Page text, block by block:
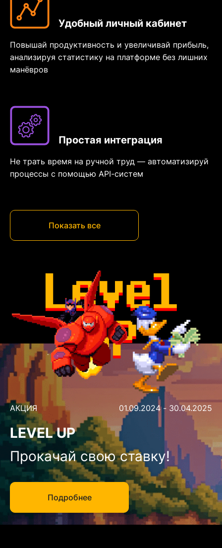
Удобный личный кабинет
Повышай продуктивность и увеличивай прибыль,
анализируя статистику на платформе без лишних
манёвров
Простая интеграция
Не трать время на ручной труд — автоматизируй
процессы с помощью API-систем
Показать все
АКЦИЯ 01.09.2024 - 30.04.2025
LEVEL UP
Прокачай свою ставку!
Подробнее